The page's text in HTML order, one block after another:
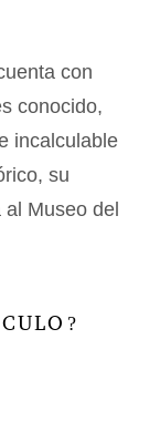
con
conocido,
incalculable
su
Museo del
?